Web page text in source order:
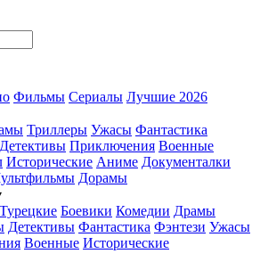
Фильмы Сериалы Лучшие 2026
Триллеры Ужасы Фантастика
Детективы Приключения Военные
Исторические Аниме Документалки
Дорамы
Турецкие Боевики Комедии Драмы
Детективы Фантастика Фэнтези Ужасы
Военные Исторические